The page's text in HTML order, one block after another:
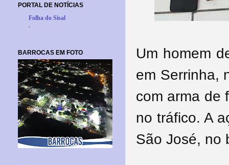
Um homem
em Serrinha,
com arma de
no tráfico. A
São José, no
PORTAL DE NOTÍCIAS
Folha do Sisal
-
BARROCAS EM FOTO